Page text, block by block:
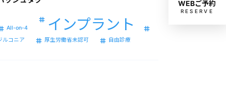
WEBご予約
RESERVE
インプラント
ジルコニア 厚生労働省未認可 自由診療